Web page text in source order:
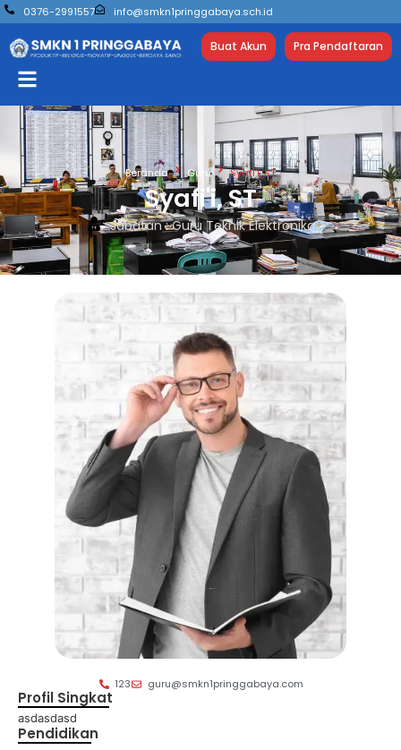
0376-2991557 info@smkn1pringgabaya.sch.id
Buat Akun Pra Pendaftaran
Beranda Guru Syafi’i, ST
Syafi'i, ST
Jabatan : Guru Teknik Elektronika
123 guru@smkn1pringgabaya.com
Profil Singkat
asdasdasd
Pendidikan